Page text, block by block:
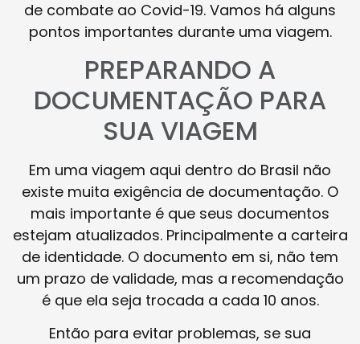
de combate ao Covid-19. Vamos há alguns
pontos importantes durante uma viagem.
PREPARANDO A
DOCUMENTAÇÃO PARA
SUA VIAGEM
Em uma viagem aqui dentro do Brasil não
existe muita exigência de documentação. O
mais importante é que seus documentos
estejam atualizados. Principalmente a carteira
de identidade. O documento em si, não tem
um prazo de validade, mas a recomendação
é que ela seja trocada a cada 10 anos.
Então para evitar problemas, se sua